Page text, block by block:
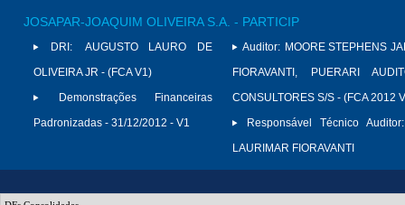
JOSAPAR-JOAQUIM OLIVEIRA S.A. - PARTICIP
DRI:
AUGUSTO LAURO DE
OLIVEIRA JR - (FCA V1)
Demonstrações Financeiras
Padronizadas - 31/12/2012 - V1
Auditor: MOORE STEPHENS
FIORAVANTI, PUERARI
CONSULTORES S/S - (FCA 2012
Responsável Técnico Auditor:
LAURIMAR FIORAVANTI